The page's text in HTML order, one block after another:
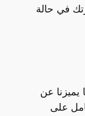
في حالة
يميزنا عن
على